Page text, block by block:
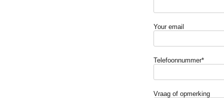
Your email
Telefoonnummer*
Vraag of opmerking